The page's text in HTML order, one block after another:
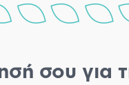
σου για